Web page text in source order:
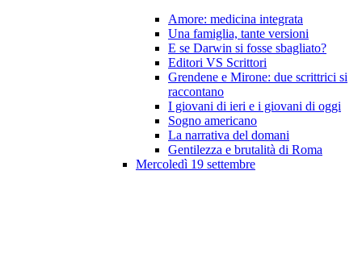
Amore: medicina integrata
Una famiglia, tante versioni
E se Darwin si fosse sbagliato?
Editori VS Scrittori
Grendene e Mirone: due scrittrici si
raccontano
I giovani di ieri e i giovani di oggi
Sogno americano
La narrativa del domani
Gentilezza e brutalità di Roma
Mercoledì 19 settembre